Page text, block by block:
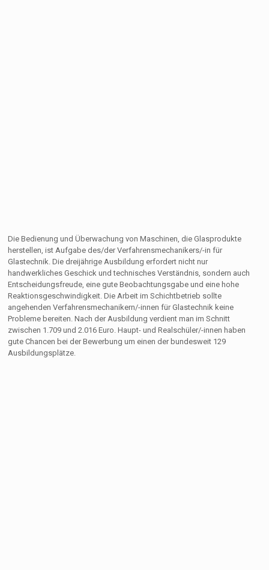
Die Bedienung und Überwachung von Maschinen, die Glasprodukte
herstellen, ist Aufgabe des/der Verfahrensmechanikers/-in für
Glastechnik. Die dreijährige Ausbildung erfordert nicht nur
handwerkliches Geschick und technisches Verständnis, sondern auch
Entscheidungsfreude, eine gute Beobachtungsgabe und eine hohe
Reaktionsgeschwindigkeit. Die Arbeit im Schichtbetrieb sollte
angehenden Verfahrensmechanikern/-innen für Glastechnik keine
Probleme bereiten. Nach der Ausbildung verdient man im Schnitt
zwischen 1.709 und 2.016 Euro. Haupt- und Realschüler/-innen haben
gute Chancen bei der Bewerbung um einen der bundesweit 129
Ausbildungsplätze.